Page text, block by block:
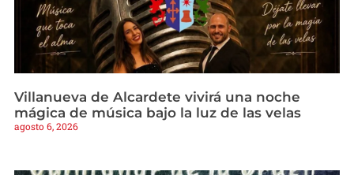
Villanueva de Alcardete vivirá una noche
mágica de música bajo la luz de las velas
agosto 6, 2026